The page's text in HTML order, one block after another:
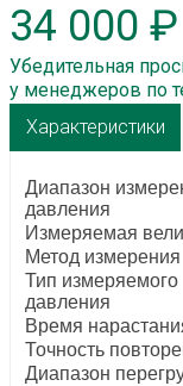
34 000 ₽
Убедительная
у менеджеров по
Характеристики
Диапазон
давления
Измеряемая
Метод измерения
Тип измеряемого
давления
Время
Точность
Диапазон